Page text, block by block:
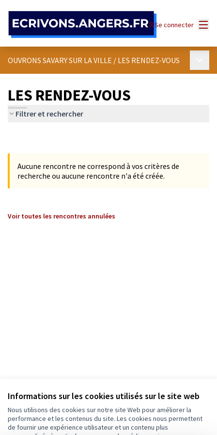
Informations sur les cookies utilisés sur le site web
Nous utilisons des cookies sur notre site Web pour améliorer la
performance et les contenus du site. Les cookies nous permettent
de fournir une expérience utilisateur et un contenu plus
Se connecter
OUVRONS SAVARY SUR LA VILLE / LES RENDEZ-VOUS
LES RENDEZ-VOUS
Filtrer et rechercher
Aucune rencontre ne correspond à vos critères de
recherche ou aucune rencontre n'a été créée.
Voir toutes les rencontres annulées